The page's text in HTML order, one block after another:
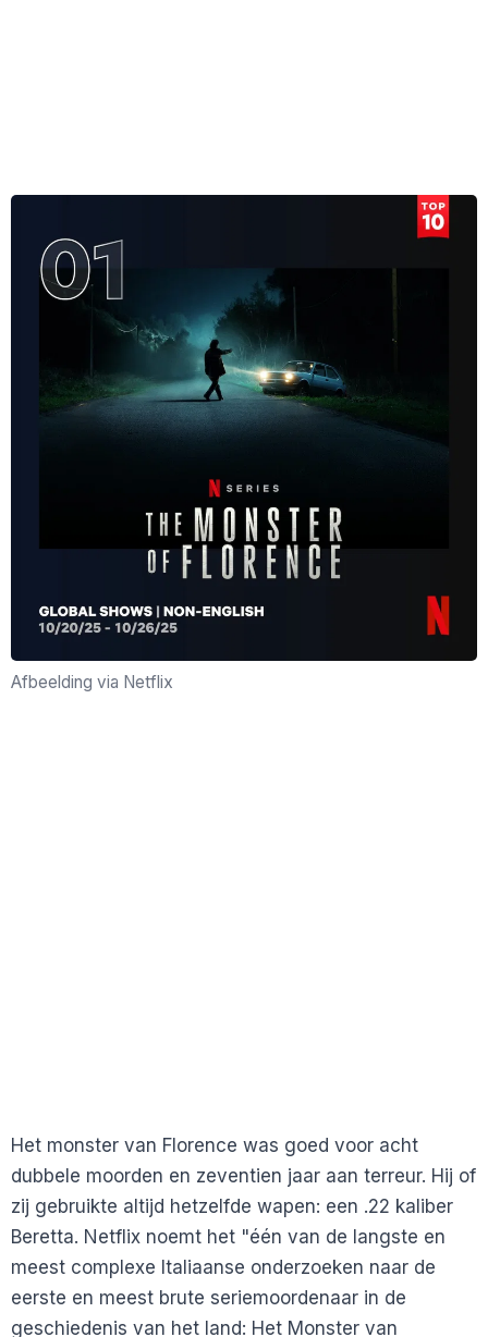
Afbeelding via Netflix
Het monster van Florence was goed voor acht
dubbele moorden en zeventien jaar aan terreur. Hij of
zij gebruikte altijd hetzelfde wapen: een .22 kaliber
Beretta. Netflix noemt het "één van de langste en
meest complexe Italiaanse onderzoeken naar de
eerste en meest brute seriemoordenaar in de
geschiedenis van het land: Het Monster van